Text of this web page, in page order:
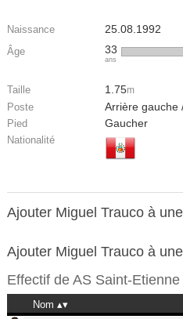
Naissance 25.08.1992
Âge 33
ans
Taille 1.75m
Poste Arrière gauche
Pied Gaucher
Nationalité
Ajouter Miguel Trauco à
Ajouter Miguel Trauco à
Effectif de AS Saint-Etienne
Nom